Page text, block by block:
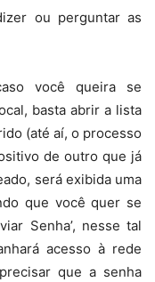
ou perguntar as
você queira se
basta abrir a lista
(até aí, o processo
de outro que já
será exibida uma
que você quer se
Senha’, nesse tal
acesso à rede
que a senha